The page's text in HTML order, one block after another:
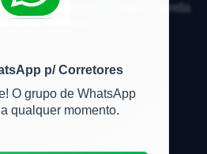
p/ Corretores
O grupo de WhatsApp
qualquer momento.
financiamento, compra, venda
de imóveis